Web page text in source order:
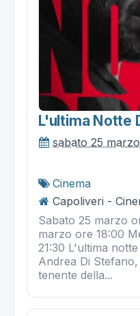
L'ultima Notte
sabato 25
Cinema
Capoliveri -
Sabato 25 marzo
marzo ore 18:00
21:30 L'ultima
Andrea Di
tenente della...